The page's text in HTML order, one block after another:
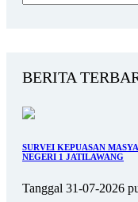
BERITA
SURVEI KEPUASAN
NEGERI 1 JATILAWANG
Tanggal 31-07-2026